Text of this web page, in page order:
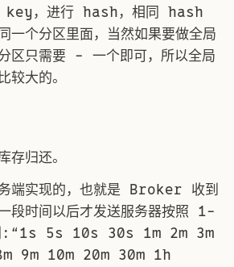
key，进行 hash，相同 hash
一个分区里面，当然如果要做全局
区只需要 - 一个即可，所以全局
较大的。
存归还。
端实现的，也就是 Broker 收到
段时间以后才发送服务器按照 1-
:“1s 5s 10s 30s 1m 2m 3m
9m 10m 20m 30m 1h